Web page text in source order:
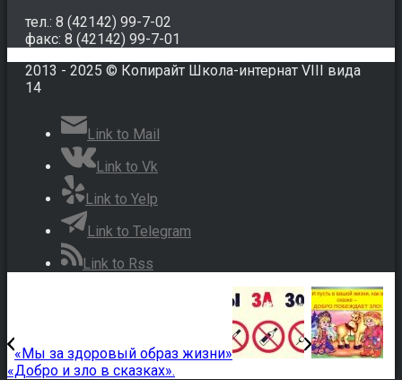
тел.: 8 (42142) 99-7-02
факс: 8 (42142) 99-7-01
2013 - 2025 © Копирайт Школа-интернат VIII вида
14
Link to Mail
Link to Vk
Link to Yelp
Link to Telegram
Link to Rss
«Мы за здоровый образ жизни»
«Добро и зло в сказках».